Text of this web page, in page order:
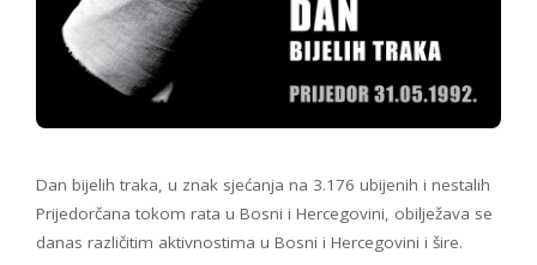
Dan bijelih traka, u znak sjećanja na 3.176 ubijenih i nestalih
Prijedorčana tokom rata u Bosni i Hercegovini, obilježava se
danas različitim aktivnostima u Bosni i Hercegovini i šire.